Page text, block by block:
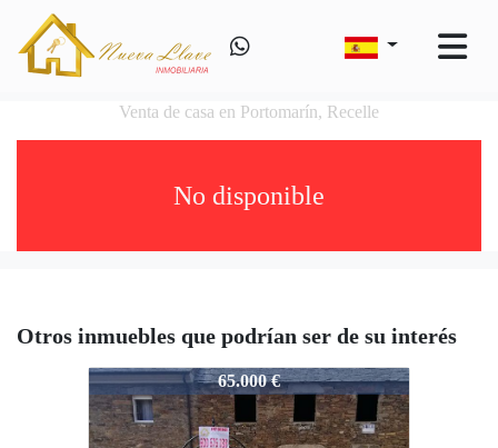
Venta de casa en Portomarín, Recelle
No disponible
Otros inmuebles que podrían ser de su interés
573-2283
65.000 €